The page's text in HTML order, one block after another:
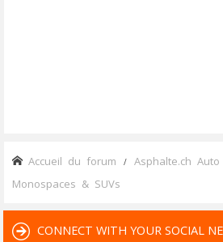
Accueil du forum Asphalte.ch Auto
Monospaces & SUVs
CONNECT WITH YOUR SOCIAL